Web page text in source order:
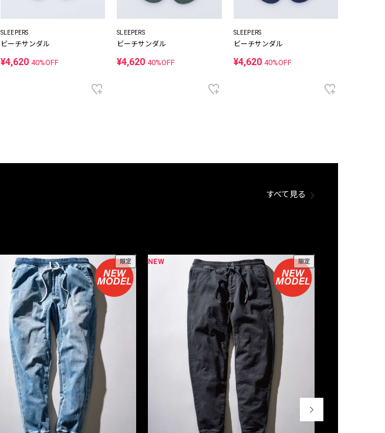
SLEEPERS
ビーチサンダル
¥4,620 40%OFF
SLEEPERS
ビーチサンダル
¥4,62040%OFF
SLEEPERS
ビーチサンダル
¥4,620 40%OFF
すべて見る
限定 NEW 限定